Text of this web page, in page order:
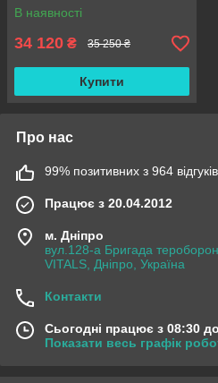
В наявності
34 120 ₴ 35 250 ₴
Купити
Про нас
99% позитивних з 964
Працює з 20.04.2012
м. Дніпро
вул.128-а Бригада
VITALS, Дніпро, Україна
Контакти
Сьогодні працює з 08:30
Показати весь графік